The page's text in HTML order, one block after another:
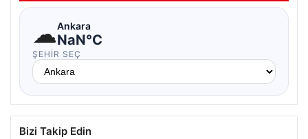
☁Ankara
NaN°C
ŞEHIR SEÇ
Bizi Takip Edin